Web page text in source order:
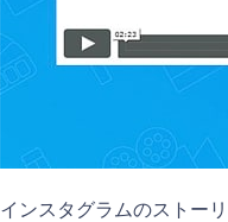
インスタグラムのストー